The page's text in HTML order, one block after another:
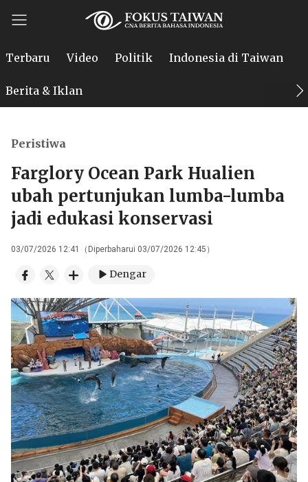
Terbaru Video Politik Indonesia di Taiwan
Berita & Iklan
Peristiwa
Farglory Ocean Park Hualien
ubah pertunjukan lumba-lumba
jadi edukasi konservasi
03/07/2026 12:41（Diperbaharui 03/07/2026 12:45）
Dengar